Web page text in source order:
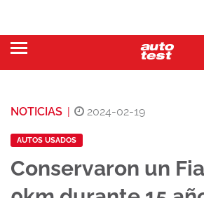
NOTICIAS | 2024-02-19
AUTOS USADOS
Conservaron un